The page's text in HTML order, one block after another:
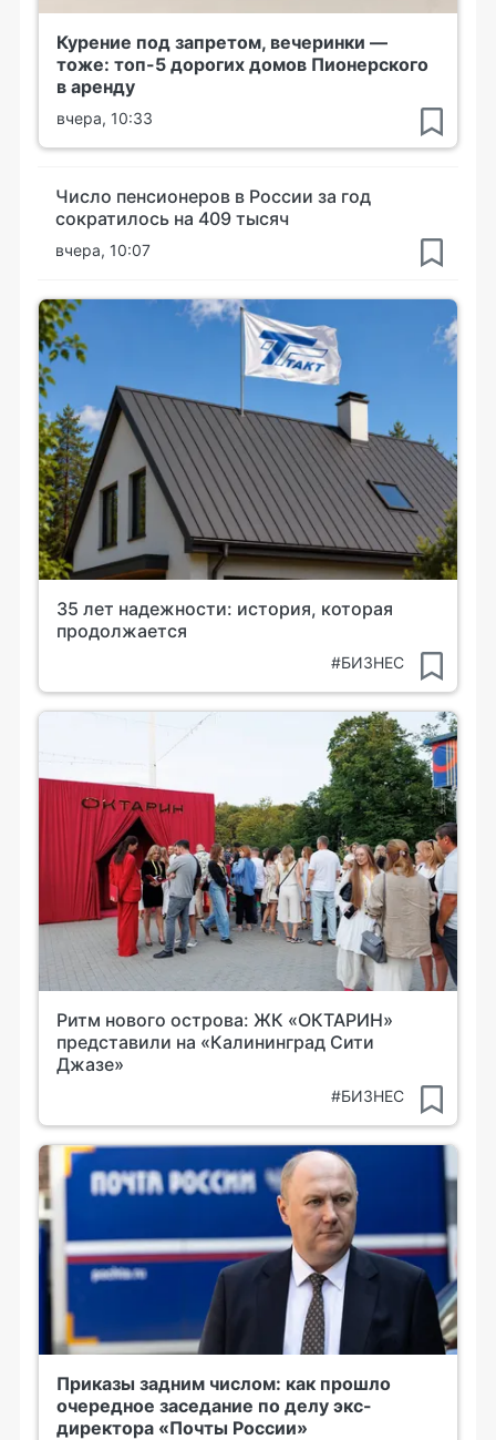
Курение под запретом, вечеринки —
тоже: топ-5 дорогих домов Пионерского
в аренду
вчера, 10:33
Число пенсионеров в России за год
сократилось на 409 тысяч
вчера, 10:07
35 лет надежности: история, которая
продолжается
#БИЗНЕС
Ритм нового острова: ЖК «ОКТАРИН»
представили на «Калининград Сити
Джазе»
#БИЗНЕС
Приказы задним числом: как прошло
очередное заседание по делу экс-
директора «Почты России»